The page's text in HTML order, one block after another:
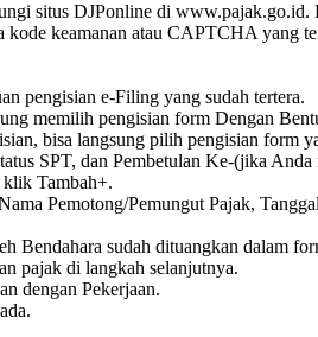
situs DJPonline di
keamanan atau CAPTCHA yang
pengisian e-Filing yang sudah tertera.
memilih pengisian form Dengan
bisa langsung pilih pengisian form
SPT, dan Pembetulan Ke-(jika
Tambah+.
Pemotong/Pemungut Pajak,
Bendahara sudah dituangkan dalam
pajak di langkah selanjutnya.
dengan Pekerjaan.